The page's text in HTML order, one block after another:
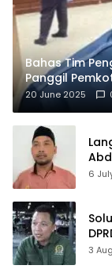
Bahas Tim
Panggil
20 June 2025
6
3